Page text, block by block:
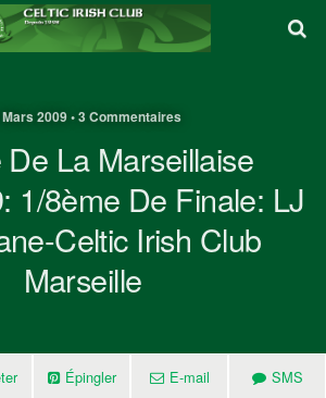
2009 • 3 Commentaires
La Marseillaise
1/8ème De Finale: LJ
Celtic Irish Club
Marseille
Épingler E-mail SMS